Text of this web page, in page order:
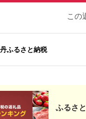
この
ふるさと納税
ふるさ